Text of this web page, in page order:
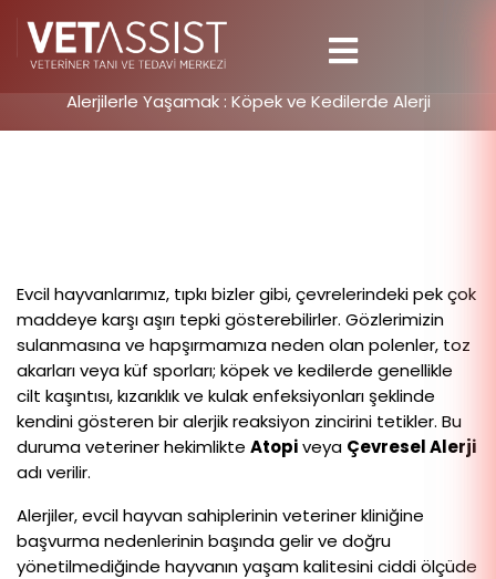
Alerjilerle Yaşamak : Köpek ve Kedilerde Alerji
Evcil hayvanlarımız, tıpkı bizler gibi, çevrelerindeki pek çok
maddeye karşı aşırı tepki gösterebilirler. Gözlerimizin
sulanmasına ve hapşırmamıza neden olan polenler, toz
akarları veya küf sporları; köpek ve kedilerde genellikle
cilt kaşıntısı, kızarıklık ve kulak enfeksiyonları şeklinde
kendini gösteren bir alerjik reaksiyon zincirini tetikler. Bu
duruma veteriner hekimlikte Atopiveya Çevresel Alerji
adı verilir.
Alerjiler, evcil hayvan sahiplerinin veteriner kliniğine
başvurma nedenlerinin başında gelir ve doğru
yönetilmediğinde hayvanın yaşam kalitesini ciddi ölçüde